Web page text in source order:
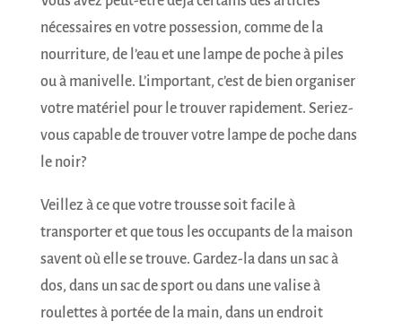
nécessaires en votre possession, comme de la
nourriture, de l’eau et une lampe de poche à piles
ou à manivelle. L’important, c’est de bien organiser
votre matériel pour le trouver rapidement. Seriez-
vous capable de trouver votre lampe de poche dans
le noir?
Veillez à ce que votre trousse soit facile à
transporter et que tous les occupants de la maison
savent où elle se trouve. Gardez-la dans un sac à
dos, dans un sac de sport ou dans une valise à
roulettes à portée de la main, dans un endroit